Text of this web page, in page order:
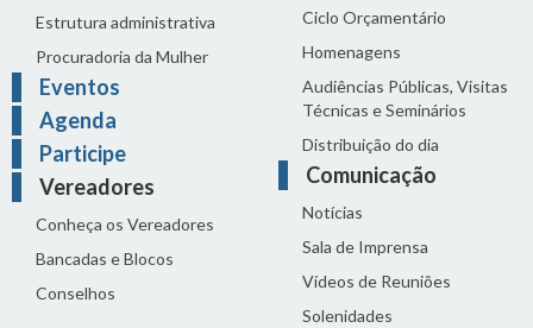
Estrutura administrativa
Procuradoria da Mulher
Eventos
Agenda
Participe
Vereadores
Conheça os Vereadores
Bancadas e Blocos
Conselhos
Ciclo Orçamentário
Homenagens
Audiências Públicas, Visitas
Técnicas e Seminários
Distribuição do dia
Comunicação
Notícias
Sala de Imprensa
Vídeos de Reuniões
Solenidades